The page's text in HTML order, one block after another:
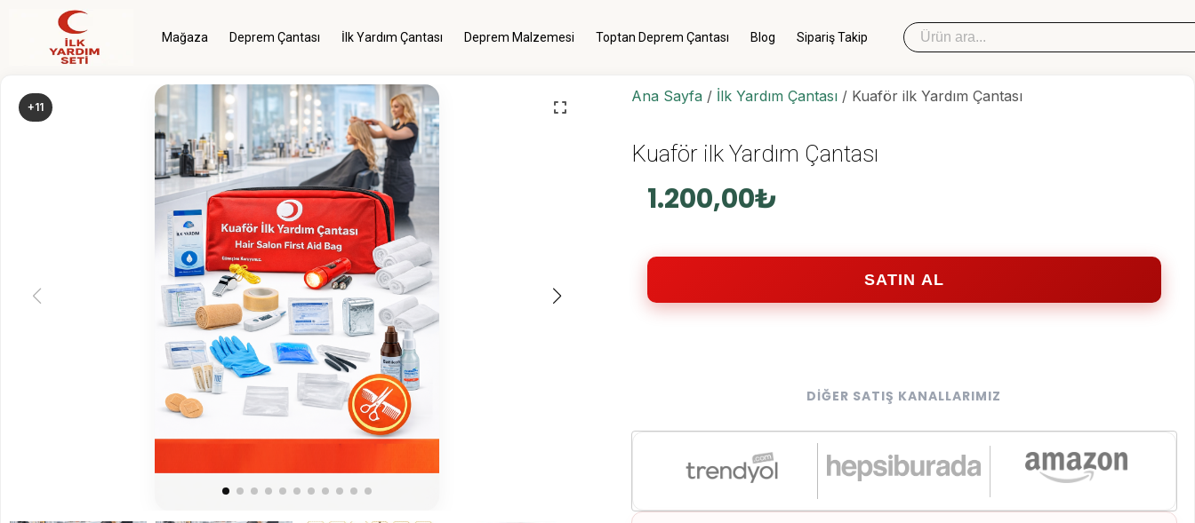
Mağaza Deprem Çantası İlk Yardım Çantası Deprem Malzemesi Toptan Deprem Çantası Blog Sipariş Takip
+11
Ana Sayfa / İlk Yardım Çantası/ Kuaför ilk Yardım Çantası
Kuaför ilk Yardım Çantası
1.200,00₺
SATIN AL
DIĞER SATIŞ KANALLARIMIZ
Menü
Sipariş Takip
Kategoriler
Deprem Çantası
Deprem Malzemesi
Toptan Deprem Çantası